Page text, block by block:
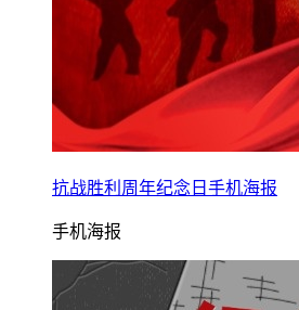
抗战胜利周年纪念日手机海报
手机海报